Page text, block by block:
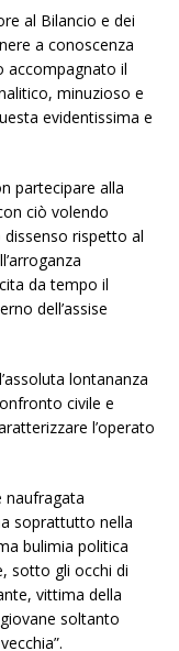
al Bilancio e dei
a conoscenza
accompagnato il
minuzioso e
evidentissima e
partecipare alla
ciò volendo
rispetto al
da tempo il
dell’assise
lontananza
civile e
l’operato
naufragata
soprattutto nella
bulimia politica
sotto gli occhi di
vittima della
soltanto